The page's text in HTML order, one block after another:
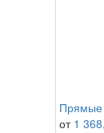
Прямые
от 1